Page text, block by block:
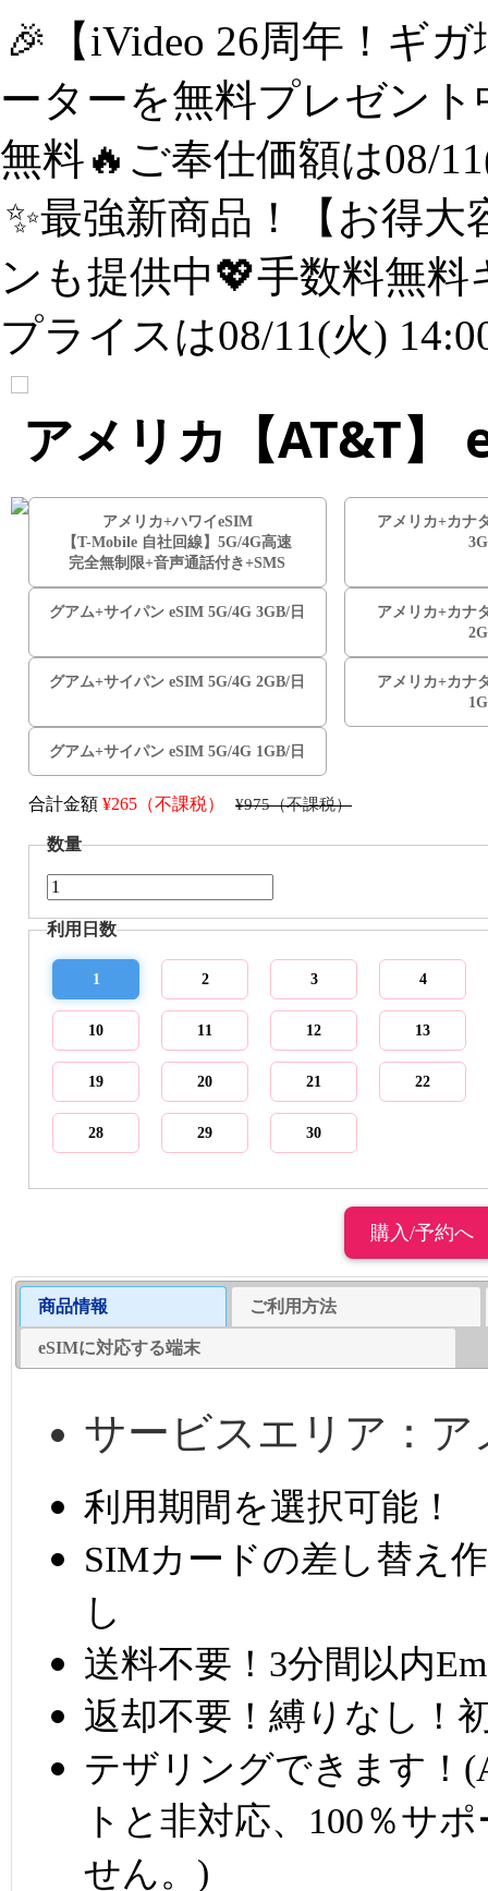
🎉【iVideo 26周年！ギ
ーターを無料プレゼン
無料🔥ご奉仕価額は08/
✨️最強新商品！【お得
ンも提供中💖手数料無
プライスは08/11(火)
アメリカ【AT&T】
アメリカ+ハワイeSIM
【T-Mobile 自社回線】5G/4G高速
完全無制限+音声通話付き+SMS
アメリカ+カナ
グアム+サイパン eSIM 5G/4G 3GB/日
アメリカ+カナ
グアム+サイパン eSIM 5G/4G 2GB/日
アメリカ+カナ
グアム+サイパン eSIM 5G/4G 1GB/日
合計金額 ¥265（不課税） ¥975（不課税）
数量
利用日数
1 2 3 4
10 11 12 13
19 20 21 22
28 29 30
商品情報 ご利用方法
eSIMに対応する端末
サービスエリア：
利用期間を選択可能！
SIMカードの差し替え
し
送料不要！3分間以内
返却不要！縛りなし！
テザリングできます！
トと非対応、100％サ
せん。)